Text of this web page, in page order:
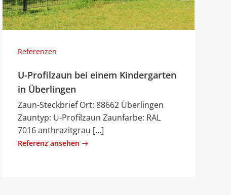
Referenzen
U-Profilzaun bei einem Kindergarten
in Überlingen
Zaun-Steckbrief Ort: 88662 Überlingen
Zauntyp: U-Profilzaun Zaunfarbe: RAL
7016 anthrazitgrau […]
Referenz ansehen